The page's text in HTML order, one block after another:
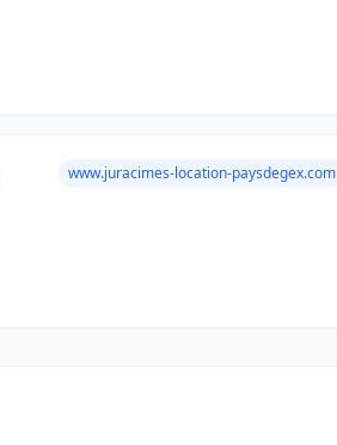
www.juracimes-location-paysdegex.com